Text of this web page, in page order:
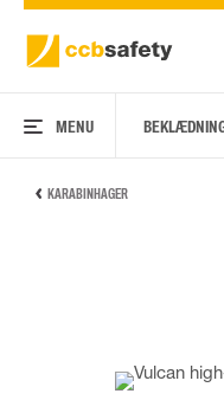
MENU
KARABINHAGER